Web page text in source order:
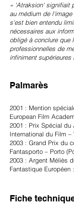
« 'Atraksion' signifiait
au médium de
s'est bien entendu
nécessaires aux
obligé à conclure que
professionnelles de
infiniment supérieures
Palmarès
2001 : Mention
European Film
2001 : Prix Spécial du
International du Film –
2003 : Grand Prix du
Fantasporto – Porto
2003 : Argent Méliès
Fantastique Européen
Fiche